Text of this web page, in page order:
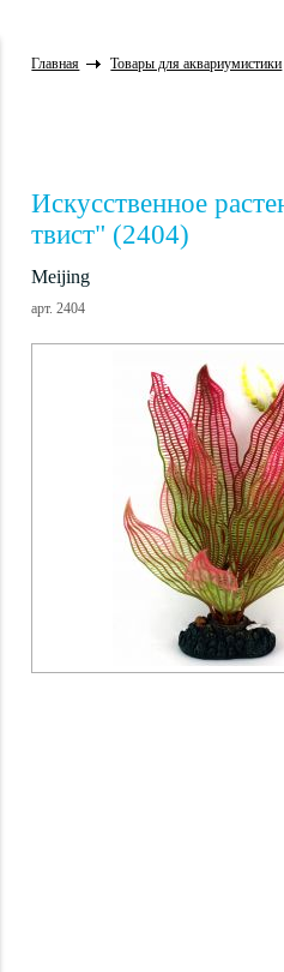
Главная Товары для аквариумистики
Искусственное
твист" (2404)
Meijing
арт. 2404